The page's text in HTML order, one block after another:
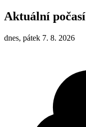
Aktuální počasí
dnes, pátek 7. 8. 2026